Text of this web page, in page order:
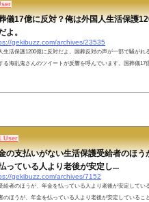
儀17億に反対？俺は外国人生活保護
よ。
gekibuzz.com/archives/23535
生活保護1200億に反対だよ。国葬反対の声が一部で騒がれ
る海乱鬼さんのツイートが反響を呼んでいます。国葬儀17
User
の支払いがない生活保護受給者のほう
っている人より老後が安定し...
gekibuzz.com/archives/7152
給者のほうが、年金を払っている人より老後が安定してい
のほうが、年金を払っている人より老後が安定しているこ